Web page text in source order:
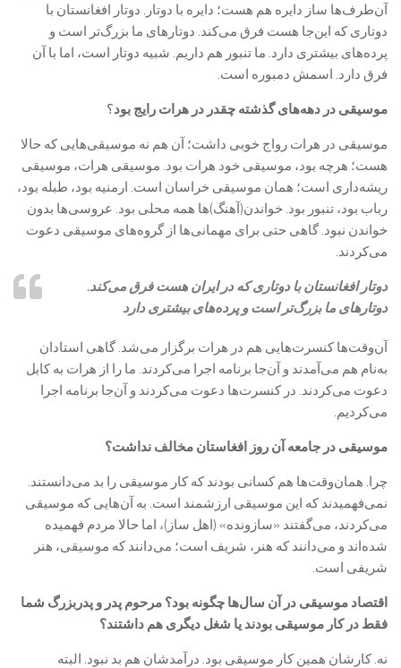
آن‌طرف‌ها ساز دایره هم هست؛ دایره با دوتار. دوتار افغانستان با
دوتاری که این‌جا هست فرق می‌کند. دوتارهای ما بزرگ‌تر است و
پرده‌های بیشتری دارد. ما تنبور هم داریم. شبیه دوتار است، اما با آن
فرق دارد. اسمش دمبوره است.
موسیقی در دهه‌های گذشته چقدر در هرات رایج بود؟
موسیقی در هرات رواج خوبی داشت؛ آن هم نه موسیقی‌هایی که حالا
هست؛ هرچه بود، موسیقی خود هرات بود. موسیقی هرات، موسیقی
ریشه‌داری است؛ همان موسیقی خراسان است. ارمنیه بود، طبله بود،
رباب بود، تنبور بود. خواندن‌(آهنگ‌)ها همه محلی بود. عروسی‌ها بدون
خواندن نبود. گاهی حتی برای مهمانی‌ها از گروه‌های موسیقی دعوت
می‌کردند.
دوتار افغانستان با دوتاری که در ایران هست فرق می‌کند.
دوتارهای ما بزرگ‌تر است و پرده‌های بیشتری دارد
آن‌وقت‌ها کنسرت‌هایی هم در هرات برگزار می‌شد. گاهی استادان
به‎‌نام هم می‌آمدند و آن‌جا برنامه اجرا می‌کردند. ما را از هرات به کابل
دعوت می‌کردند. در کنسرت‌ها دعوت می‌کردند و آن‌جا برنامه اجرا
می‌کردیم.
موسیقی در جامعه آن روز افغاستان مخالف نداشت؟
چرا. همان‌وقت‌ها هم کسانی بودند که کار موسیقی را بد می‌دانستند.
نمی‌فهمیدند که این موسیقی ارزشمند است. به آن‌هایی که موسیقی
می‌کردند، می‌گفتند «سازونده» (اهل ساز)، اما حالا مردم فهمیده
شده‌اند و می‌دانند که هنر، شریف است؛ می‌دانند که موسیقی، هنر
شریفی است.
اقتصاد موسیقی در آن سال‌ها چگونه بود؟ مرحوم پدر و پدربزرگ شما
فقط در کار موسیقی بودند یا شغل دیگری هم داشتند؟
نه. کارشان همین کار موسیقی بود. درآمدشان هم بد نبود. البته